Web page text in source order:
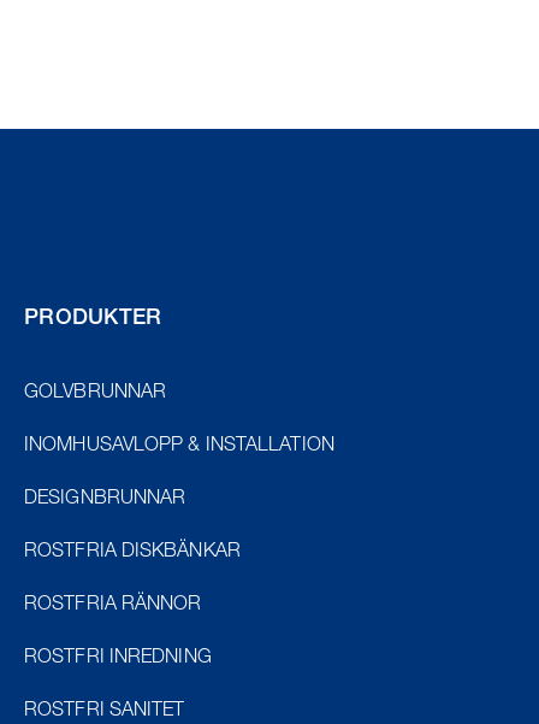
PRODUKTER
GOLVBRUNNAR
INOMHUSAVLOPP & INSTALLATION
DESIGNBRUNNAR
ROSTFRIA DISKBÄNKAR
ROSTFRIA RÄNNOR
ROSTFRI INREDNING
ROSTFRI SANITET